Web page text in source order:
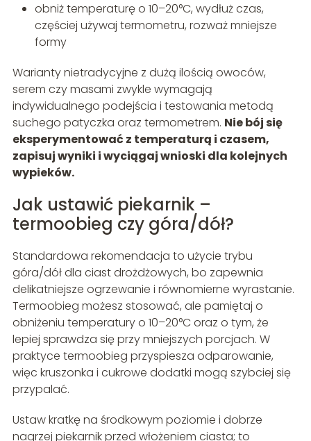
obniż temperaturę o 10–20°C, wydłuż czas,
częściej używaj termometru, rozważ mniejsze
formy
Warianty nietradycyjne z dużą ilością owoców,
serem czy masami zwykle wymagają
indywidualnego podejścia i testowania metodą
suchego patyczka oraz termometrem. Nie bój się
eksperymentować z temperaturą i czasem,
zapisuj wyniki i wyciągaj wnioski dla kolejnych
wypieków.
Jak ustawić piekarnik –
termoobieg czy góra/dół?
Standardowa rekomendacja to użycie trybu
góra/dół dla ciast drożdżowych, bo zapewnia
delikatniejsze ogrzewanie i równomierne wyrastanie.
Termoobieg możesz stosować, ale pamiętaj o
obniżeniu temperatury o 10–20°C oraz o tym, że
lepiej sprawdza się przy mniejszych porcjach. W
praktyce termoobieg przyspiesza odparowanie,
więc kruszonka i cukrowe dodatki mogą szybciej się
przypalać.
Ustaw kratkę na środkowym poziomie i dobrze
nagrzej piekarnik przed włożeniem ciasta; to